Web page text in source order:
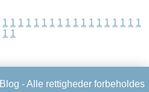
1 1 1 1 1 1 1 1 1 1 1 1 1 1 1 1 1 1
1 1
Blog - Alle rettigheder forbeholdes